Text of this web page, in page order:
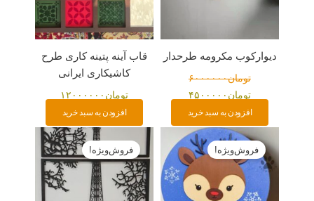
دیوارکوب مکرومه طرحدار
تومان۶۰۰۰۰۰۰
تومان ۴۵۰۰۰۰۰
افزودن به سبد خرید
قاب آینه پتینه کاری طرح
کاشیکاری ایرانی
تومان ۱۲۰۰۰۰۰۰
افزودن به سبد خرید
فروش‌ویژه!
قیمت
اصلی:
تومان۳۵۰۰۰۰
قیمت
فعلی:
تومان۲۹۷۰۰۰.
فروش‌ویژه!
قیمت
اصلی:
تومان۷۸۸۰۰۰
بود.